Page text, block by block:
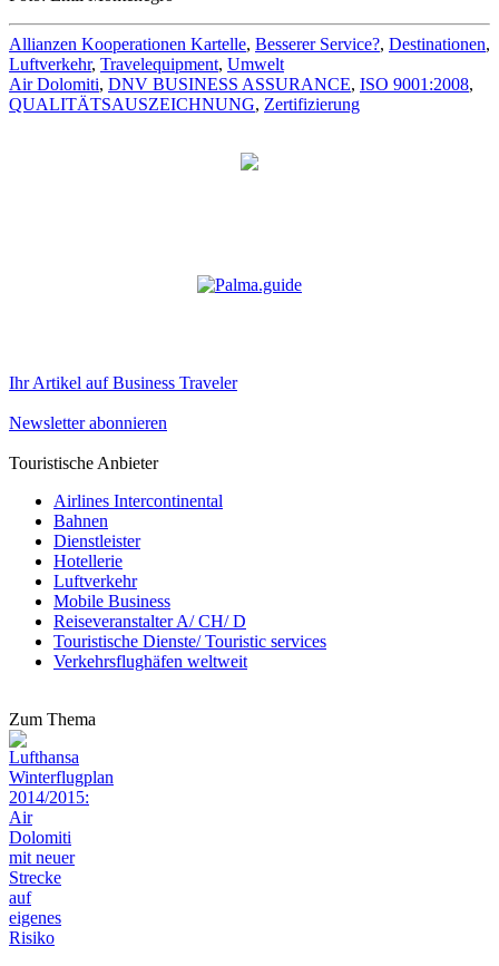
Allianzen Kooperationen Kartelle, Besserer Service?, Destinationen,
Luftverkehr, Travelequipment, Umwelt
Air Dolomiti, DNV BUSINESS ASSURANCE, ISO 9001:2008,
QUALITÄTSAUSZEICHNUNG, Zertifizierung
Ihr Artikel auf Business Traveler
Newsletter abonnieren
Touristische Anbieter
Airlines Intercontinental
Bahnen
Dienstleister
Hotellerie
Luftverkehr
Mobile Business
Reiseveranstalter A/ CH/ D
Touristische Dienste/ Touristic services
Verkehrsflughäfen weltweit
Zum Thema